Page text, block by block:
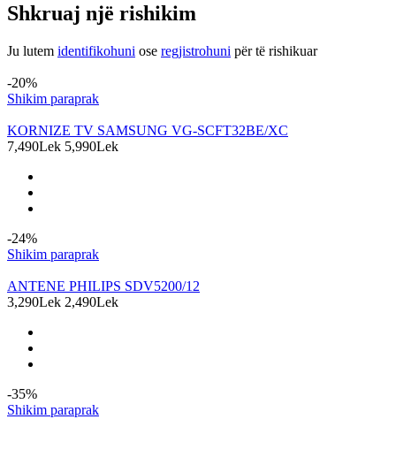
Shkruaj një rishikim
Ju lutem identifikohuni ose regjistrohuni për të rishikuar
-20%
Shikim paraprak
KORNIZE TV SAMSUNG VG-SCFT32BE/XC
7,490Lek 5,990Lek
-24%
Shikim paraprak
ANTENE PHILIPS SDV5200/12
3,290Lek 2,490Lek
-35%
Shikim paraprak